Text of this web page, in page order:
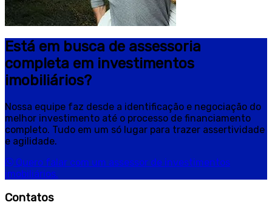
Está em busca de assessoria
completa em investimentos
imobiliários?
Nossa equipe faz desde a identificação e negociação do
melhor investimento até o processo de financiamento
completo. Tudo em um só lugar para trazer assertividade
e agilidade.
Quero falar com um assessor de investimentos
imobiliários.
Contatos